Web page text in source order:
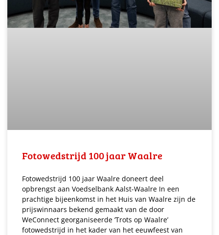
Fotowedstrijd 100 jaar Waalre
Fotowedstrijd 100 jaar Waalre doneert deel
opbrengst aan Voedselbank Aalst-Waalre In een
prachtige bijeenkomst in het Huis van Waalre zijn de
prijswinnaars bekend gemaakt van de door
WeConnect georganiseerde ‘Trots op Waalre’
fotowedstrijd in het kader van het eeuwfeest van